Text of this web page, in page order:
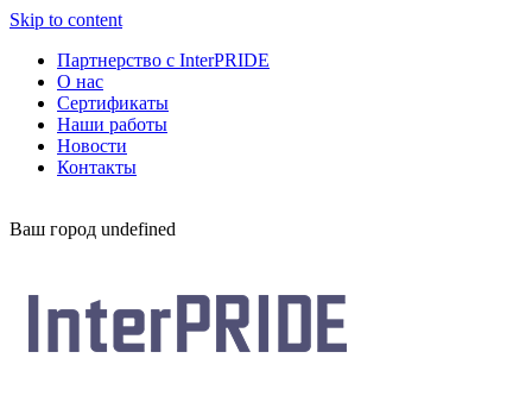
Skip to content
Партнерство с InterPRIDE
О нас
Сертификаты
Наши работы
Новости
Контакты
Ваш город undefined